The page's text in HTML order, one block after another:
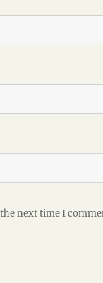
next time I